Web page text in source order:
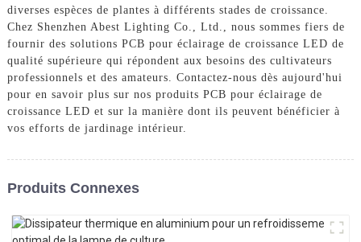
diverses espèces de plantes à différents stades de croissance.
Chez Shenzhen Abest Lighting Co., Ltd., nous sommes fiers de
fournir des solutions PCB pour éclairage de croissance LED de
qualité supérieure qui répondent aux besoins des cultivateurs
professionnels et des amateurs. Contactez-nous dès aujourd'hui
pour en savoir plus sur nos produits PCB pour éclairage de
croissance LED et sur la manière dont ils peuvent bénéficier à
vos efforts de jardinage intérieur.
Produits Connexes